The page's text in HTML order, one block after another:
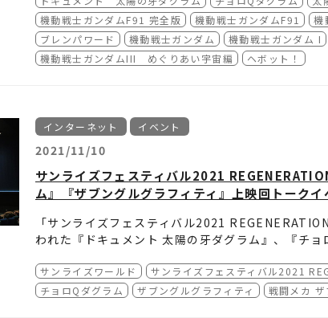
2021年11月19日（金）ラブライブ！ μ's Live in
2021年11月19日（金）『新世紀GPXサイバーフォ
2021年11月20日（土）カウボーイビバップ 天国の
2021年11月20日（土）ドキュメント 太陽の牙ダグ
2021年11月22日（月）機動戦士ガンダムAGE
2021年11月22日（月）ブレンパワード
2021年11月23日（火・祝）
2021年11月23日（火・祝）
ラブライブ！ μ's
2021年11月24日（水）機動戦士ガンダムⅡ 哀・戦
2021年11月24日（水）ヘボット！
2021年11月25日（木） 機動戦士ガンダムⅢ めぐり
2021年11月25日（木）銀魂
※全公演、ゲストトークショーの実施はございませ
【会場】
■「サンライズフェスティバル2021
2021年11月19日（金） 『新世紀GPXサイバーフォ
2021年11月20日（土）カウボーイビバップ 天国の扉
2021年11月20日（土）
2021年11月21日（日）機動戦士ガンダムF91 完全
2021年11月21日（日）おんがく!!～ルネッサンス！
2021年11月22日（月） ブレンパワード
2021年11月23日（火・祝）機動戦士ガンダム（劇
2021年11月24日（水）機動戦士ガンダムⅡ 哀・戦
2021年11月24日（水）ヘボット！
■「サンライズフェスティバル2021
【日程／作品】
2021年11月19日（金）ラブライブ！ μ's Live in
2021年11月19日（金） 『新世紀GPXサイバーフォ
2021年11月20日（土） カウボーイビバップ 天国の
2021年11月20日（土）ドキュメント 太陽の牙ダ
2021年11月21日（日）機動戦士ガンダムF91 完全
2021年11月21日（日）おんがく!!～ルネッサンス
2021年11月22日（月）機動戦士ガンダムAGE
■「サンライズフェスティバル2021
【日程／作品】
2021年11月19日（金）カウボーイビバップ 天国の
機動戦士ガンダムF91 完全版
機動戦士ガンダムF91 機
ブレンパワード
機動戦士ガンダム 機動戦士ガンダム I
機動戦士ガンダムIII めぐりあい宇宙編
ヘボット！
インターネット イベント
2021/11/10
サンライズフェスティバル2021
ム』『ザブングルグラフィティ』上映回トークイ
「サンライズフェスティバル2021
われた『ドキュメント 太陽の牙ダグラム』、『チ
掲載しました。
どうぞご確認ください。
サンライズワールド サンライズフェスティバル2021
チョロQダグラム
ザブングルグラフィティ 戦闘メカ ザ